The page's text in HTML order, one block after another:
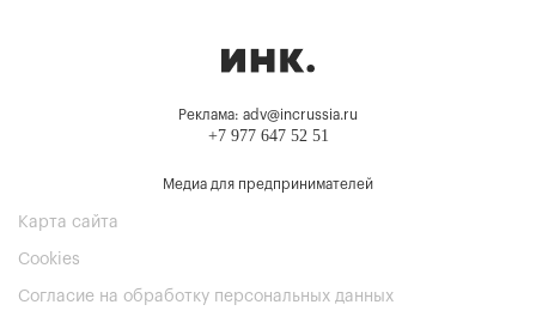
Реклама: adv@incrussia.ru
+7 977 647 52 51
Медиа для предпринимателей
Карта сайта
Cookies
Согласие на обработку персональных данных